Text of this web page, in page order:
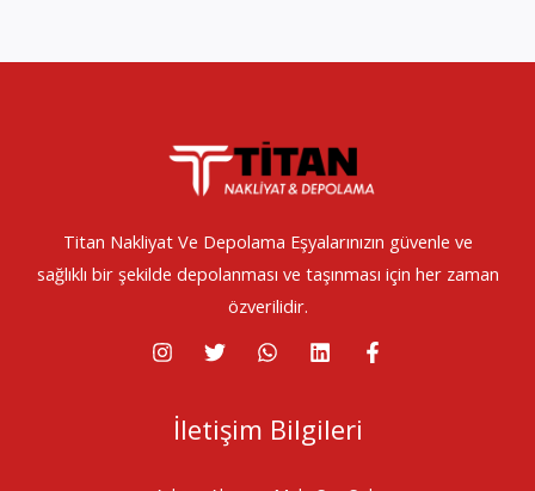
Titan Nakliyat Ve Depolama Eşyalarınızın güvenle ve
sağlıklı bir şekilde depolanması ve taşınması için her zaman
özverilidir.
İletişim Bilgileri